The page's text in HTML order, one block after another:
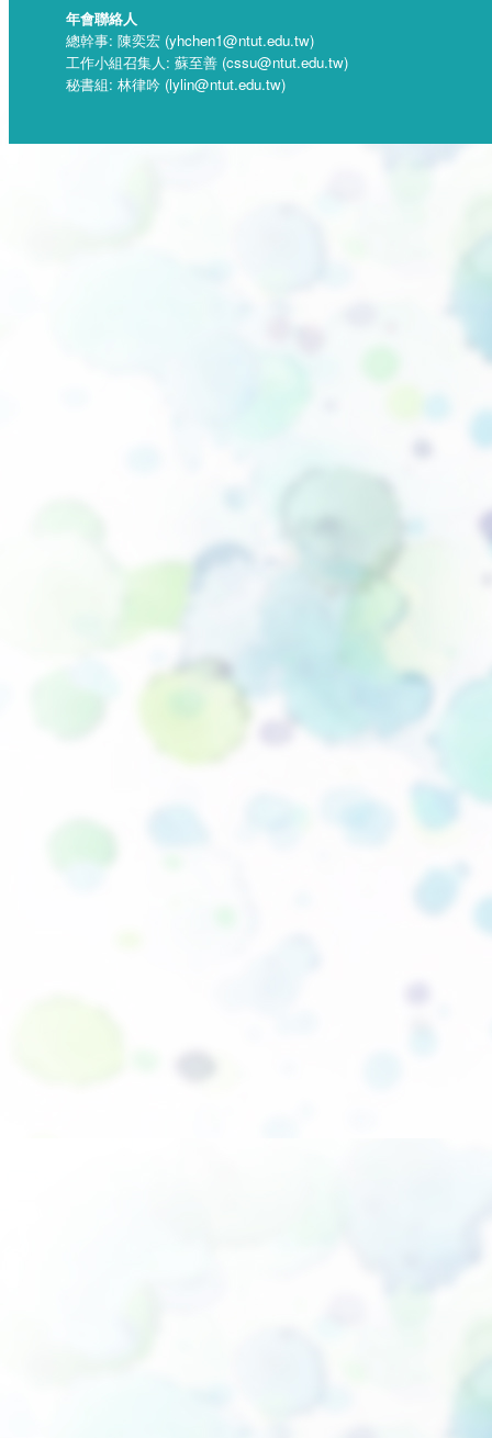
年會聯絡人
總幹事: 陳奕宏 (yhchen1@ntut.edu.tw)
工作小組召集人: 蘇至善 (cssu@ntut.edu.tw)
秘書組: 林律吟 (lylin@ntut.edu.tw)